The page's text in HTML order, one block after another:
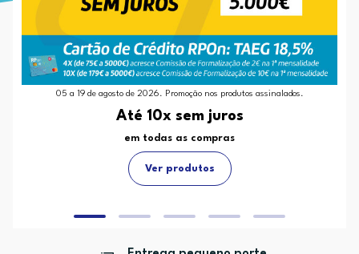
05 a 19 de agosto de 2026. Promoção nos produtos assinalados.
Até 10x sem juros
em todas as compras
Ver produtos